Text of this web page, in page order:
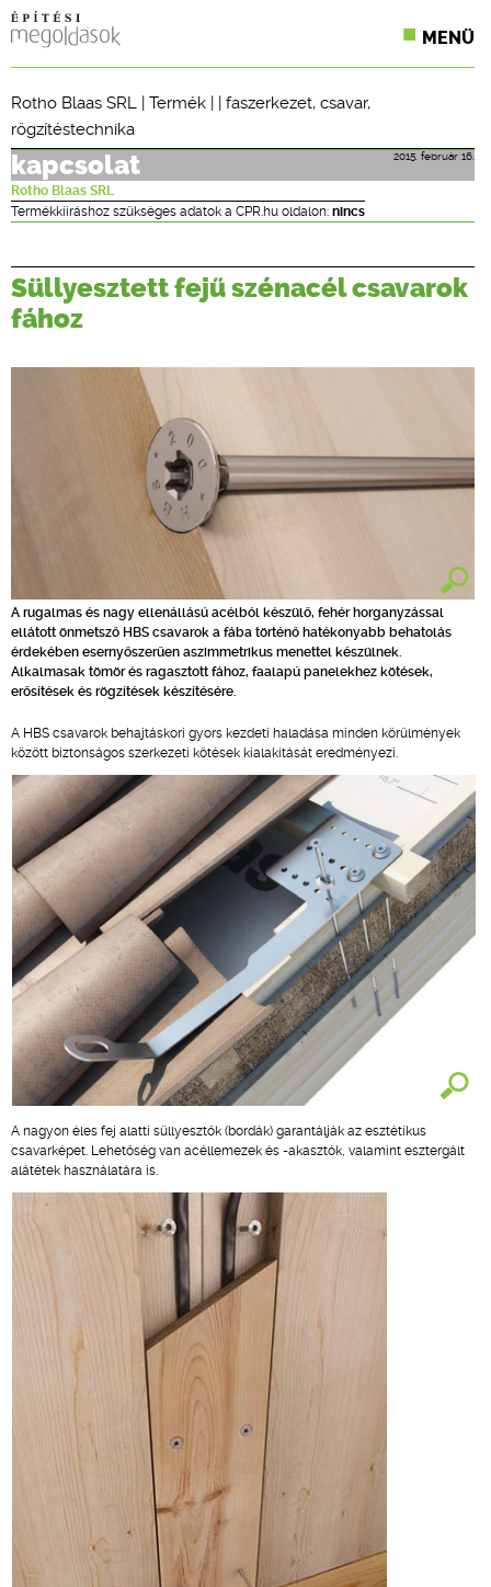
MENÜ
CPR TERMÉKKIÍRÁS
ONLINE KÉPZÉSEK
Rotho Blaas SRL | Termék | | faszerkezet, csavar,
rögzítéstechnika
2015. február 16.
kapcsolat
Rotho Blaas SRL
Termékkiíráshoz szükséges adatok a CPR.hu oldalon: nincs
Süllyesztett fejű szénacél csavarok
fához
A rugalmas és nagy ellenállású acélból készülő, fehér horganyzással
ellátott önmetsző HBS csavarok a fába történő hatékonyabb behatolás
érdekében esernyőszerűen aszimmetrikus menettel készülnek.
Alkalmasak tömör és ragasztott fához, faalapú panelekhez kötések,
erősítések és rögzítések készítésére.
A HBS csavarok behajtáskori gyors kezdeti haladása minden körülmények
között biztonságos szerkezeti kötések kialakítását eredményezi.
A nagyon éles fej alatti süllyesztők (bordák) garantálják az esztétikus
csavarképet. Lehetőség van acéllemezek és -akasztók, valamint esztergált
alátétek használatára is.